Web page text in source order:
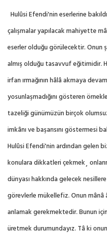
Hulûsi Efendi'nin eserlerine
çalışmalar yapılacak mahiyette
eserler olduğu görülecektir. Onun
almış olduğu tasavvuf eğitimidir.
irfan ırmağının hâlâ akmaya
yosunlaşmadığını gösteren
tazeliği günümüzün birçok
imkânı ve başarısını göstermesi
Hulûsi Efendi'nin ardından gelen
konulara dikkatleri çekmek¸
dünyası hakkında gelecek
görevlerle mükellefiz. Onun mânâ
anlamak gerekmektedir. Bunun
üretmek durumundayız. Tâ ki